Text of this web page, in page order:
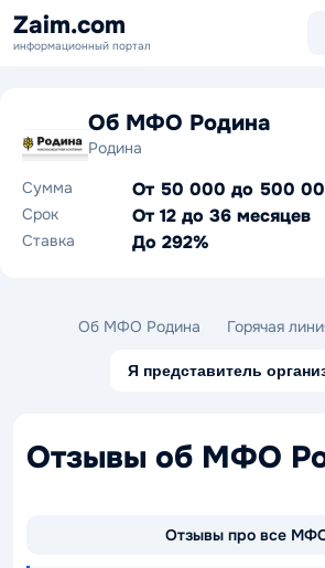
Zaim.com
информационный портал
Об МФО Родина
Родина
Сумма
От 50 000 до 500
Срок От 12 до 36 месяцев
Ставка До 292%
Об МФО Родина Горячая
Я представитель
Отзывы об МФО
Отзывы про все